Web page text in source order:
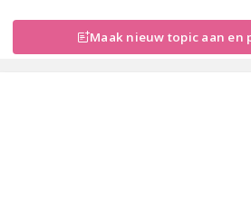
Maak nieuw topic aan en